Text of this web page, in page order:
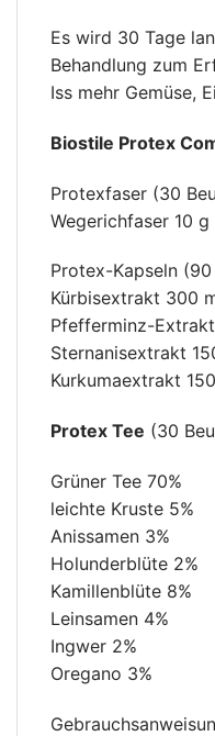
Es wird 30 Tage
Behandlung zum
Iss mehr Gemüse,
Biostile Protex
Protexfaser (30
Wegerichfaser 10
Protex-Kapseln (90
Kürbisextrakt 300
Pfefferminz-
Sternanisextrakt
Kurkumaextrakt
Protex Tee (30
Grüner Tee 70%
leichte Kruste 5%
Anissamen 3%
Holunderblüte 2%
Kamillenblüte 8%
Leinsamen 4%
Ingwer 2%
Oregano 3%